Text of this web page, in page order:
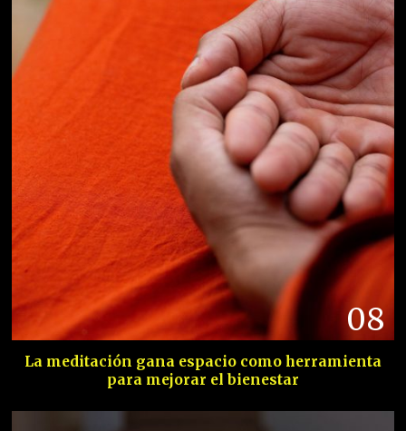
08
La meditación gana espacio como herramienta
para mejorar el bienestar